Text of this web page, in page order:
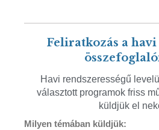
Feliratkozás a
Havi rendszerességű
választott programok friss
küldjük el
Milyen témában küldjük: